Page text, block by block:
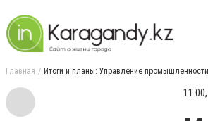
Главная Итоги и планы: Управление